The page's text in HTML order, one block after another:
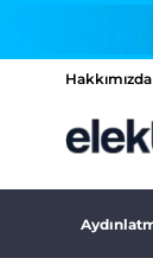
Hakkımızda